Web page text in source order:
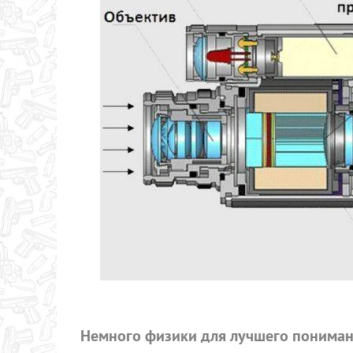
Немного физики для лучшего